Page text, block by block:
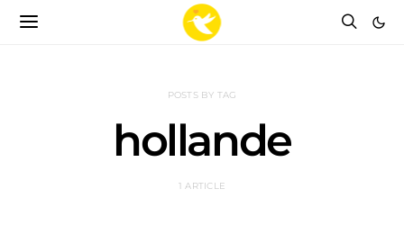
POSTS BY TAG
hollande
1 ARTICLE